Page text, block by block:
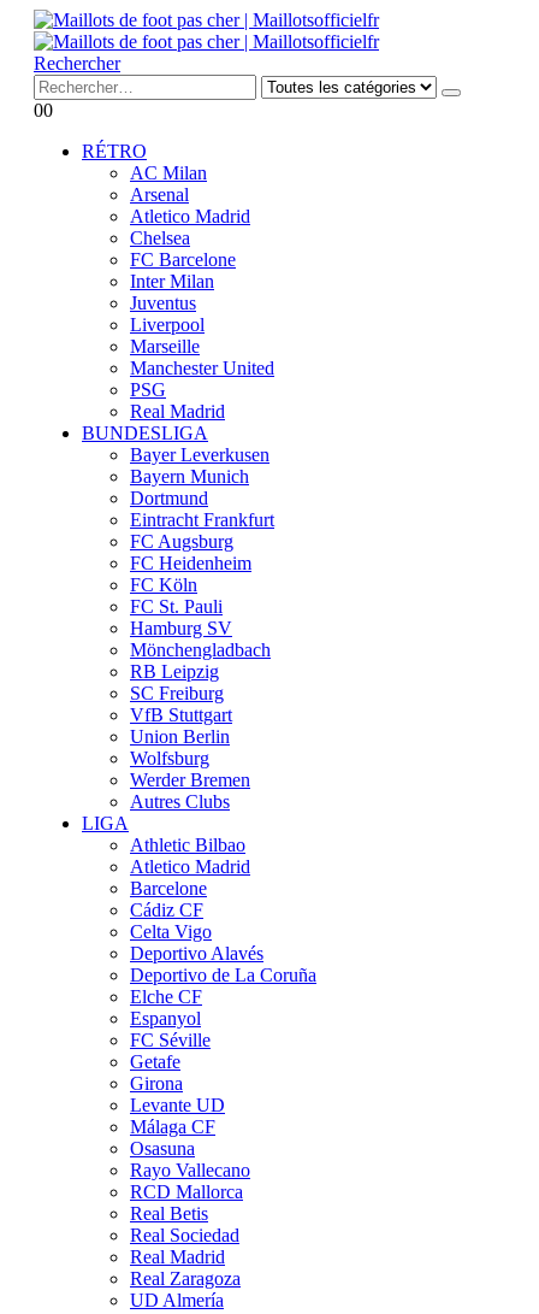
Rechercher
00
RÉTRO
AC Milan
Arsenal
Atletico Madrid
Chelsea
FC Barcelone
Inter Milan
Juventus
Liverpool
Marseille
Manchester United
PSG
Real Madrid
BUNDESLIGA
Bayer Leverkusen
Bayern Munich
Dortmund
Eintracht Frankfurt
FC Augsburg
FC Heidenheim
FC Köln
FC St. Pauli
Hamburg SV
Mönchengladbach
RB Leipzig
SC Freiburg
VfB Stuttgart
Union Berlin
Wolfsburg
Werder Bremen
Autres Clubs
LIGA
Athletic Bilbao
Atletico Madrid
Barcelone
Cádiz CF
Celta Vigo
Deportivo Alavés
Deportivo de La Coruña
Elche CF
Espanyol
FC Séville
Getafe
Girona
Levante UD
Málaga CF
Osasuna
Rayo Vallecano
RCD Mallorca
Real Betis
Real Sociedad
Real Madrid
Real Zaragoza
UD Almería